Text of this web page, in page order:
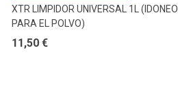
XTR LIMPIDOR UNIVERSAL 1L (IDONEO
PARA EL POLVO)
11,50 €